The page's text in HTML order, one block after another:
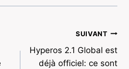
SUIVANT
Hyperos 2.1 Global est
déjà officiel: ce sont